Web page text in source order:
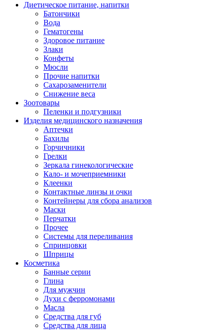
Диетическое питание, напитки
Батончики
Вода
Гематогены
Здоровое питание
Злаки
Конфеты
Мюсли
Прочие напитки
Сахарозаменители
Снижение веса
Зоотовары
Пеленки и подгузники
Изделия медицинского назначения
Аптечки
Бахилы
Горчичники
Грелки
Зеркала гинекологические
Кало- и мочеприемники
Клеенки
Контактные линзы и очки
Контейнеры для сбора анализов
Маски
Перчатки
Прочее
Системы для переливания
Спринцовки
Шприцы
Косметика
Банные серии
Глина
Для мужчин
Духи с ферромонами
Масла
Средства для губ
Средства для лица